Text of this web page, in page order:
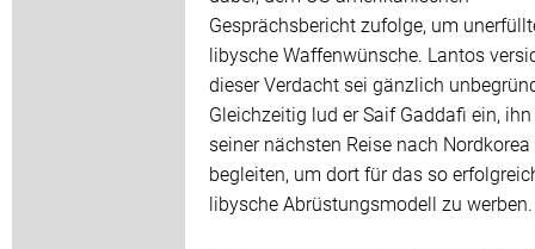
Gesprächsbericht zufolge, um
libysche Waffenwünsche. Lantos
dieser Verdacht sei gänzlich
Gleichzeitig lud er Saif Gaddafi ein,
seiner nächsten Reise nach
begleiten, um dort für das so
libysche Abrüstungsmodell zu werben.